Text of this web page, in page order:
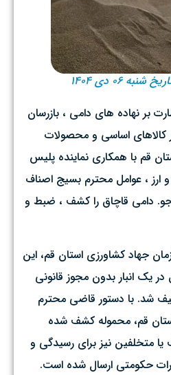
۰۶ دی ۱۴۰۴
بر نهاده های دامی ، بازرسان
کالاهای اساسی و محصولات
قم با همکاری نماینده پلیس
ارز ، عوامل محترم بسیج اصناف
نهاده جو. دامی قاچاق را کشف ، ضبط و
جهاد کشاورزی استان قم، این
یک انبار بدون مجوز قانونی
شد. با دستور قاضی محترم
قم، محموله کشف شده
متخلفین نیز برای رسیدگی و
حکومتی ارسال شده است.